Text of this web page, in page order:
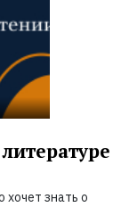
хочет знать о